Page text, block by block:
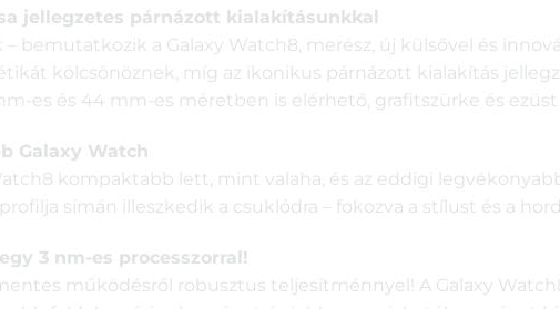
jellegzetes párnázott kialakításunkkal
– bemutatkozik a Galaxy Watch8, merész, új külsővel és
kölcsönöznek, míg az ikonikus párnázott kialakítás
es és 44 mm-es méretben is elérhető, grafitszürke és ezüst
Galaxy Watch
kompaktabb lett, mint valaha, és az eddigi
simán illeszkedik a csuklódra – fokozva a stílust és a
3 nm-es processzorral!
működésről robusztus teljesítménnyel! A Galaxy